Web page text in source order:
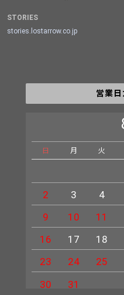
STORIES
stories.lostarrow.co.jp
営業
日 月 火
2
3 4
9
10 11
16
17 18
23
24 25
30
31